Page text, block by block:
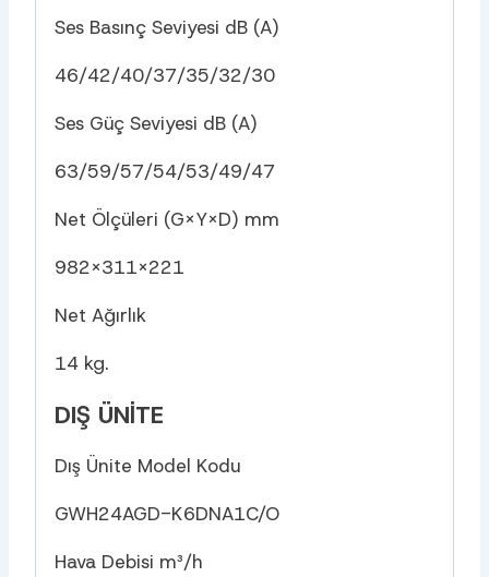
Ses Basınç Seviyesi dB (A)
46/42/40/37/35/32/30
Ses Güç Seviyesi dB (A)
63/59/57/54/53/49/47
Net Ölçüleri (G×Y×D) mm
982×311×221
Net Ağırlık
14 kg.
DIŞ ÜNITE
Dış Ünite Model Kodu
GWH24AGD-K6DNA1C/O
Hava Debisi m³/h